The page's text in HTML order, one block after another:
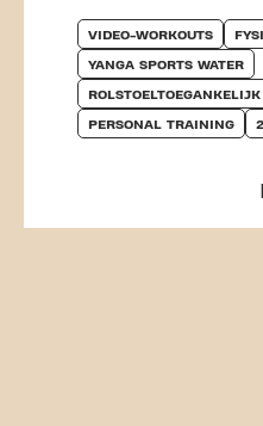
VIDEO-WORKOUTS
YANGA SPORTS WATER
ROLSTOELTOEGANKELIJK
PERSONAL TRAINING